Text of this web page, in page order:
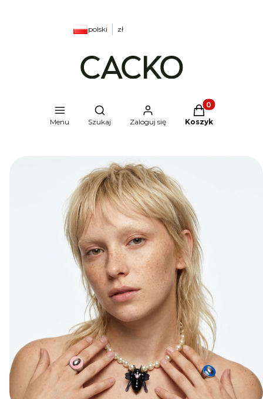
polski zł
Menu
Otwórz wyszukiwarkę
Szukaj Zaloguj się
Produkty w
Koszyk